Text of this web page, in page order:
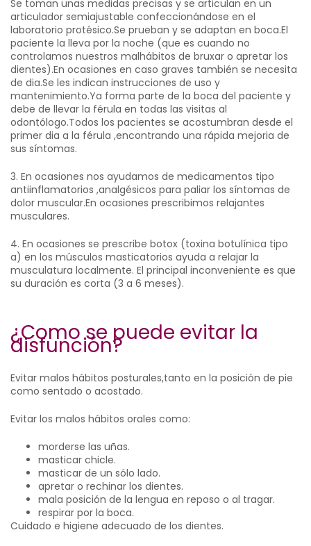
Se toman unas medidas precisas y se articulan en un
articulador semiajustable confeccionándose en el
laboratorio protésico.Se prueban y se adaptan en boca.El
paciente la lleva por la noche (que es cuando no
controlamos nuestros malhábitos de bruxar o apretar los
dientes).En ocasiones en caso graves también se necesita
de dia.Se les indican instrucciones de uso y
mantenimiento.Ya forma parte de la boca del paciente y
debe de llevar la férula en todas las visitas al
odontólogo.Todos los pacientes se acostumbran desde el
primer dia a la férula ,encontrando una rápida mejoria de
sus síntomas.
3. En ocasiones nos ayudamos de medicamentos tipo
antiinflamatorios ,analgésicos para paliar los síntomas de
dolor muscular.En ocasiones prescribimos relajantes
musculares.
4. En ocasiones se prescribe botox (toxina botulínica tipo
a) en los músculos masticatorios ayuda a relajar la
musculatura localmente. El principal inconveniente es que
su duración es corta (3 a 6 meses).
¿Como se puede evitar la
disfunción?
Evitar malos hábitos posturales,tanto en la posición de pie
como sentado o acostado.
Evitar los malos hábitos orales como:
morderse las uñas.
masticar chicle.
masticar de un sólo lado.
apretar o rechinar los dientes.
mala posición de la lengua en reposo o al tragar.
respirar por la boca.
Cuidado e higiene adecuado de los dientes.